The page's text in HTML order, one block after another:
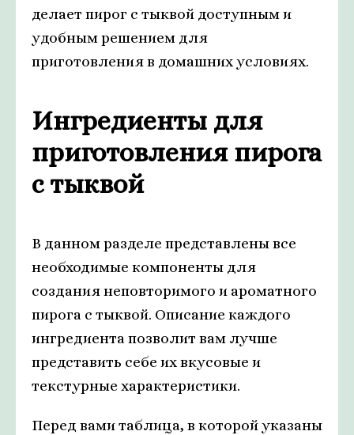
делает пирог с тыквой доступным и
удобным решением для
приготовления в домашних условиях.
Ингредиенты для
приготовления пирога
с тыквой
В данном разделе представлены все
необходимые компоненты для
создания неповторимого и ароматного
пирога с тыквой. Описание каждого
ингредиента позволит вам лучше
представить себе их вкусовые и
текстурные характеристики.
Перед вами таблица, в которой указаны